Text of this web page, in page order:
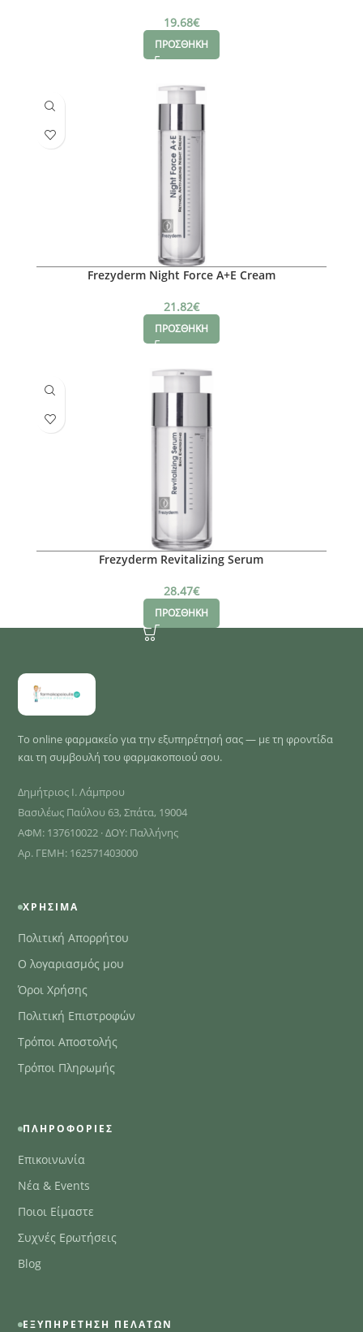
19.68€
ΠΡΟΣΘΗΚΗ
Frezyderm Night Force A+E Cream
21.82€
ΠΡΟΣΘΗΚΗ
Frezyderm Revitalizing Serum
28.47€
ΠΡΟΣΘΗΚΗ
Το online φαρμακείο για την εξυπηρέτησή σας — με τη φροντίδα
και τη συμβουλή του φαρμακοποιού σου.
Δημήτριος Ι. Λάμπρου
Βασιλέως Παύλου 63, Σπάτα, 19004
ΑΦΜ: 137610022 · ΔΟΥ: Παλλήνης
Αρ. ΓΕΜΗ: 162571403000
ΧΡΉΣΙΜΑ
Πολιτική Απορρήτου
Ο λογαριασμός μου
Όροι Χρήσης
Πολιτική Επιστροφών
Τρόποι Αποστολής
Τρόποι Πληρωμής
ΠΛΗΡΟΦΟΡΊΕΣ
Επικοινωνία
Νέα & Events
Ποιοι Είμαστε
Συχνές Ερωτήσεις
Blog
ΕΞΥΠΗΡΈΤΗΣΗ ΠΕΛΑΤΏΝ